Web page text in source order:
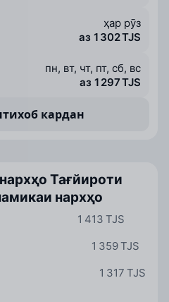
ҳар рӯз
аз 1 302 TJS
пн, вт, чт, пт, сб, вс
аз 1 297 TJS
кардан
Тағйироти
нархҳо
1 413 TJS
1 359 TJS
1 317 TJS